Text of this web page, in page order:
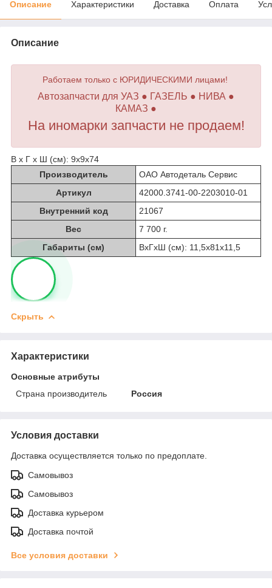
Описание Характеристики Доставка Оплата
Описание
Работаем только с ЮРИДИЧЕСКИМИ лицами!
Автозапчасти для УАЗ ● ГАЗЕЛЬ ● НИВА ●
КАМАЗ ●
На иномарки запчасти не продаем!
В х Г х Ш (см): 9х9х74
Производитель
ОАО Автодеталь Сервис
Артикул
42000.3741-00-2203010-01
Внутренний код
21067
Вес
7 700 г.
Габариты (см)
ВхГхШ (см): 11,5х81х11,5
Скрыть
Характеристики
Основные атрибуты
Страна производитель
Россия
Условия доставки
Доставка осуществляется только по предоплате.
Самовывоз
Самовывоз
Доставка курьером
Доставка почтой
Все условия доставки